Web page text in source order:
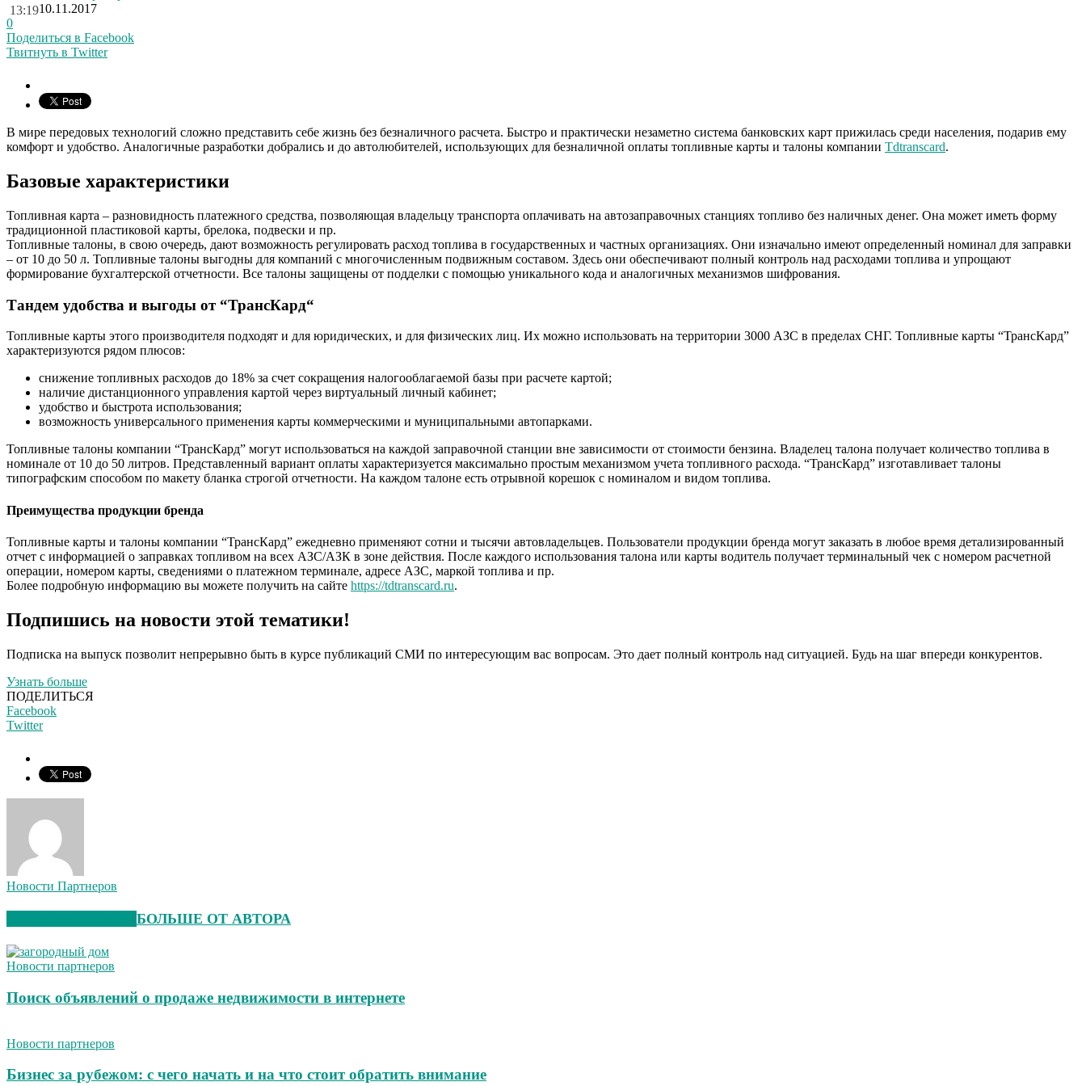
10.11.2017
13:19
0
Поделиться в Facebook
Твитнуть в Twitter
В мире передовых технологий сложно представить себе жизнь без безналичного расчета. Быстро и практически незаметно система банковских карт прижилась среди населения, подарив ему
комфорт и удобство. Аналогичные разработки добрались и до автолюбителей, использующих для безналичной оплаты топливные карты и талоны компании Tdtranscard.
Базовые характеристики
Топливная карта – разновидность платежного средства, позволяющая владельцу транспорта оплачивать на автозаправочных станциях топливо без наличных денег. Она может иметь форму
традиционной пластиковой карты, брелока, подвески и пр.
Топливные талоны, в свою очередь, дают возможность регулировать расход топлива в государственных и частных организациях. Они изначально имеют определенный номинал для заправки
– от 10 до 50 л. Топливные талоны выгодны для компаний с многочисленным подвижным составом. Здесь они обеспечивают полный контроль над расходами топлива и упрощают
формирование бухгалтерской отчетности. Все талоны защищены от подделки с помощью уникального кода и аналогичных механизмов шифрования.
Тандем удобства и выгоды от “ТрансКард“
Топливные карты этого производителя подходят и для юридических, и для физических лиц. Их можно использовать на территории 3000 АЗС в пределах СНГ. Топливные карты “ТрансКард”
характеризуются рядом плюсов:
снижение топливных расходов до 18% за счет сокращения налогооблагаемой базы при расчете картой;
наличие дистанционного управления картой через виртуальный личный кабинет;
удобство и быстрота использования;
возможность универсального применения карты коммерческими и муниципальными автопарками.
Топливные талоны компании “ТрансКард” могут использоваться на каждой заправочной станции вне зависимости от стоимости бензина. Владелец талона получает количество топлива в
номинале от 10 до 50 литров. Представленный вариант оплаты характеризуется максимально простым механизмом учета топливного расхода. “ТрансКард” изготавливает талоны
типографским способом по макету бланка строгой отчетности. На каждом талоне есть отрывной корешок с номиналом и видом топлива.
Преимущества продукции бренда
Топливные карты и талоны компании “ТрансКард” ежедневно применяют сотни и тысячи автовладельцев. Пользователи продукции бренда могут заказать в любое время детализированный
отчет с информацией о заправках топливом на всех АЗС/АЗК в зоне действия. После каждого использования талона или карты водитель получает терминальный чек с номером расчетной
операции, номером карты, сведениями о платежном терминале, адресе АЗС, маркой топлива и пр.
Более подробную информацию вы можете получить на сайте https://tdtranscard.ru.
Подпишись на новости этой тематики!
Подписка на выпуск позволит непрерывно быть в курсе публикаций СМИ по интересующим вас вопросам. Это дает полный контроль над ситуацией. Будь на шаг впереди конкурентов.
Узнать больше
ПОДЕЛИТЬСЯ
Facebook
Twitter
Новости Партнеров
БОЛЬШЕ ОТ АВТОРА
Новости партнеров
Поиск объявлений о продаже недвижимости в интернете
Новости партнеров
Бизнес за рубежом: с чего начать и на что стоит обратить внимание